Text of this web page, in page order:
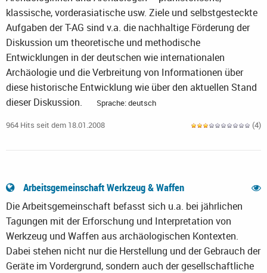
klassische, vorderasiatische usw. Ziele und selbstgesteckte
Aufgaben der T-AG sind v.a. die nachhaltige Förderung der
Diskussion um theoretische und methodische
Entwicklungen in der deutschen wie internationalen
Archäologie und die Verbreitung von Informationen über
diese historische Entwicklung wie über den aktuellen Stand
dieser Diskussion.
Sprache: deutsch
964 Hits seit dem 18.01.2008 (4)
Arbeitsgemeinschaft Werkzeug & Waffen
Die Arbeitsgemeinschaft befasst sich u.a. bei jährlichen
Tagungen mit der Erforschung und Interpretation von
Werkzeug und Waffen aus archäologischen Kontexten.
Dabei stehen nicht nur die Herstellung und der Gebrauch der
Geräte im Vordergrund, sondern auch der gesellschaftliche